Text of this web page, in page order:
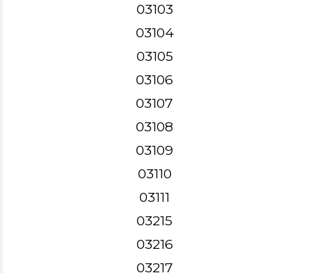
03103
03104
03105
03106
03107
03108
03109
03110
03111
03215
03216
03217